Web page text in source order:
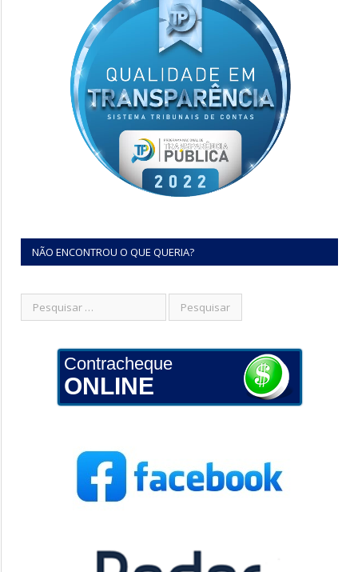
NÃO ENCONTROU O QUE QUERIA?
Contracheque
ONLINE